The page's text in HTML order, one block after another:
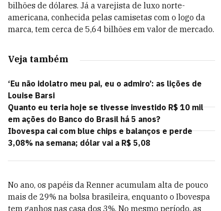
bilhões de dólares. Já a varejista de luxo norte-
americana, conhecida pelas camisetas com o logo da
marca, tem cerca de 5,64 bilhões em valor de mercado.
Veja também
‘Eu não idolatro meu pai, eu o admiro’: as lições de
Louise Barsi
Quanto eu teria hoje se tivesse investido R$ 10 mil
em ações do Banco do Brasil há 5 anos?
Ibovespa cai com blue chips e balanços e perde
3,08% na semana; dólar vai a R$ 5,08
No ano, os papéis da Renner acumulam alta de pouco
mais de 29% na bolsa brasileira, enquanto o Ibovespa
tem ganhos nas casa dos 3%. No mesmo período, as